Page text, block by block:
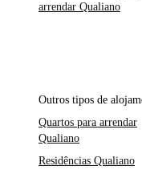
arrendar Qualiano
Outros tipos de
Quartos para arrendar
Qualiano
Residências Qualiano